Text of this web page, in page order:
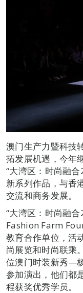
澳门生产力暨科技
拓发展机遇，今年
“大湾区：时尚融
新系列作品，与香
交流和商务发展。
“大湾区：时尚融
Fashion Farm
教育合作单位，活
尚展览和时尚联乘
位澳门时装新秀—
参加演出，他们都
程获奖优秀学员。